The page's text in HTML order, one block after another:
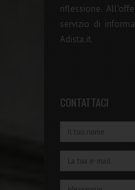
riflessione.
servizio di
Adista.it.
CONTATTACI